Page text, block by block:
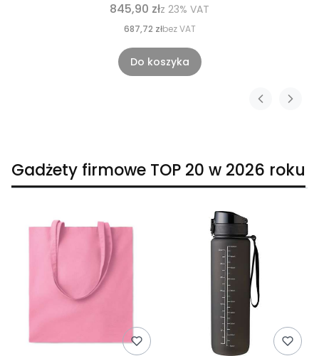
845,90 złz 23% VAT
687,72 złbez VAT
Do koszyka
Gadżety firmowe TOP 20 w 2026 roku